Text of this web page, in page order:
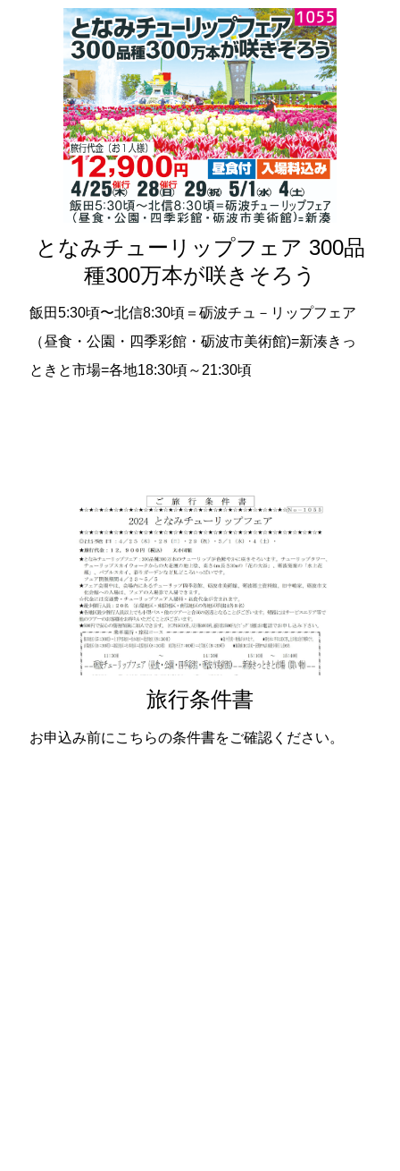
となみチューリップフェア 300品
種300万本が咲きそろう
飯田5:30頃〜北信8:30頃＝砺波チュ－リップフェア
（昼食・公園・四季彩館・砺波市美術館)=新湊きっ
ときと市場=各地18:30頃～21:30頃
旅行条件書
お申込み前にこちらの条件書をご確認ください。